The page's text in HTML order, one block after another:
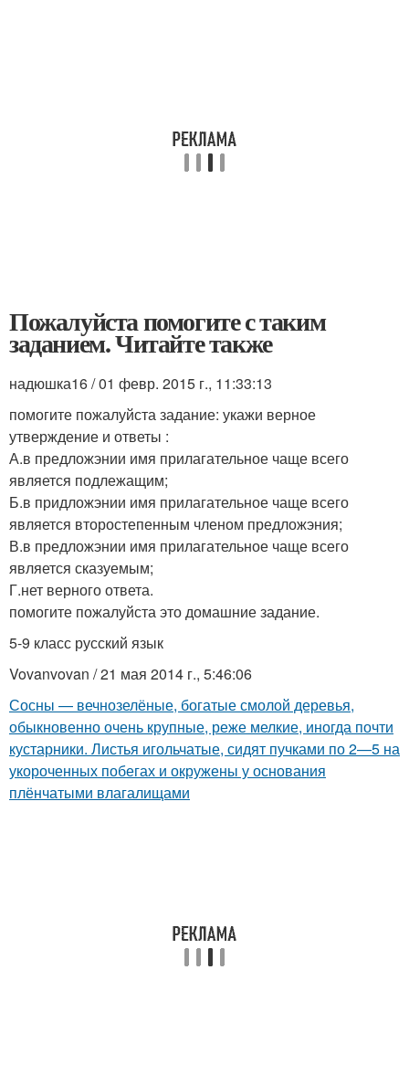
Пожалуйста помогите с таким
заданием. Читайте также
надюшка16 / 01 февр. 2015 г., 11:33:13
помогите пожалуйста задание: укажи верное
утверждение и ответы :
А.в предложэнии имя прилагательное чаще всего
является подлежащим;
Б.в придложэнии имя прилагательное чаще всего
является второстепенным членом предложэния;
В.в предложэнии имя прилагательное чаще всего
является сказуемым;
Г.нет верного ответа.
помогите пожалуйста это домашние задание.
5-9 класс русский язык
Vovanvovan / 21 мая 2014 г., 5:46:06
Сосны — вечнозелёные, богатые смолой деревья,
обыкновенно очень крупные, реже мелкие, иногда почти
кустарники. Листья игольчатые, сидят пучками по 2—5 на
укороченных побегах и окружены у основания
плёнчатыми влагалищами